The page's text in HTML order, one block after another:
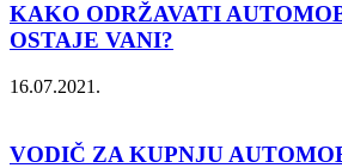
KAKO ODRŽAVATI
OSTAJE VANI?
16.07.2021.
VODIČ ZA KUPNJU